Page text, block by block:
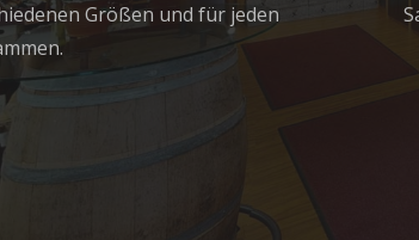
Größen und für jeden